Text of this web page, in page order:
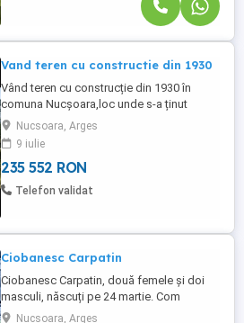
Vand teren cu constructie din 1930
Vând teren cu construcție din 1930 în
comuna Nucșoara,loc unde s-a ținut
Făgăraș Fest la 20 de km distanță de
Vârful Moldoveanu ,este situat la strada
principală ,loc perfect pentru pensiune
turistică, casa de vacanță ,ca și utilități
aveți la marginea proprietăți
Nucsoara, Arges
9 iulie
235 552 RON
Telefon validat
Ciobanesc Carpatin
Ciobanesc Carpatin, două femele și doi
masculi, născuți pe 24 martie. Com
Nucșoara judetul Arges
Nucsoara, Arges